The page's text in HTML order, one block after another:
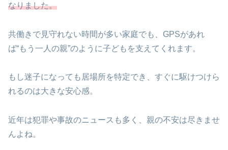
なりました。
共働きで見守れない時間が多い家庭でも、GPSがあれ
ば“もう一人の親”のように子どもを支えてくれます。
もし迷子になっても居場所を特定でき、すぐに駆けつけら
れるのは大きな安心感。
近年は犯罪や事故のニュースも多く、親の不安は尽きませ
んよね。